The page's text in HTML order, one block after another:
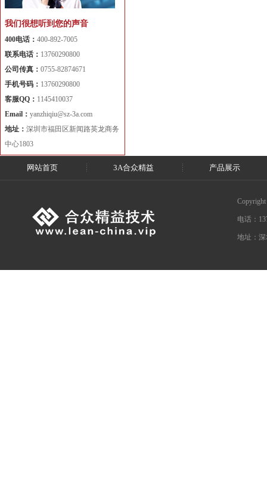
我们很想听到您的声音
400电话： 400-892-7005
联系电话： 13760290800
公司传真： 0755-82874671
手机号码： 13760290800
客服QQ： 1145410037
Email： yanzhiqiu@sz-3a.com
地址： 深圳市福田区新闻路英龙商务
中心1803
网站首页 3A合众精益 产品展示
电话：
地址：